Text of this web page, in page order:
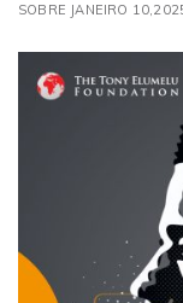
SOBRE JANEIRO